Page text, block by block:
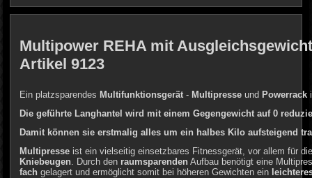
Multipower REHA mit
Artikel 9123
Ein platzsparendes Multifunktionsgerät- Multipresse und Powerrack
Die geführte Langhantel wird mit einem Gegengewicht auf 0
Damit können sie erstmalig alles um ein halbes Kilo aufsteigend
Multipresse ist ein vielseitig einsetzbares Fitnessgerät, vor allem für
Kniebeugen . Durch den raumsparenden Aufbau benötigt eine
fach gelagert und ermöglicht somit bei höheren Gewichten ein